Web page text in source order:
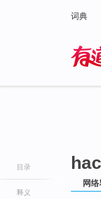
词典
目录
释义
网络